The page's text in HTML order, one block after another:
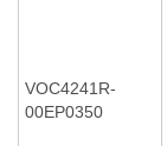
VOC4241R-
00EP0350